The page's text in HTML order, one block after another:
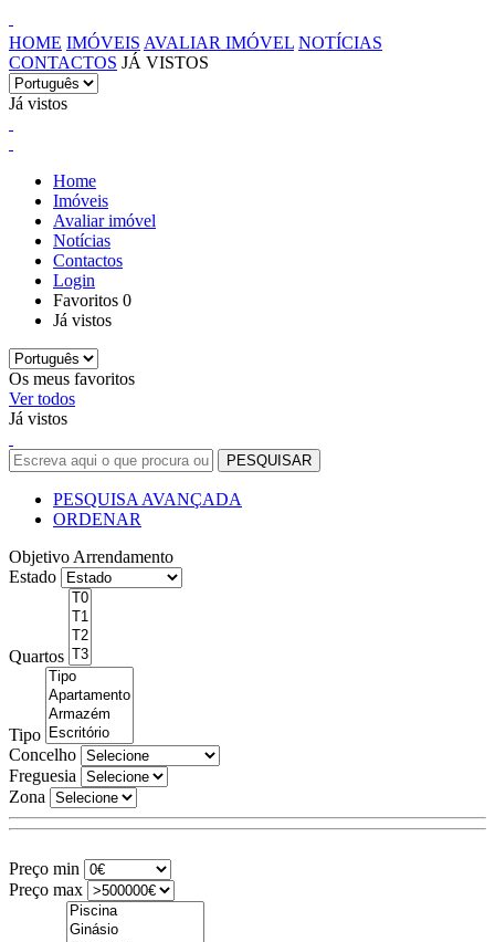
HOME IMÓVEIS AVALIAR IMÓVEL NOTÍCIAS
CONTACTOS JÁ VISTOS
Já vistos
Home
Imóveis
Avaliar imóvel
Notícias
Contactos
Login
Favoritos 0
Já vistos
Os meus favoritos
Ver todos
Já vistos
PESQUISA AVANÇADA
ORDENAR
Objetivo Arrendamento
Estado
Quartos
Tipo
Concelho
Freguesia
Zona
Preço min
Preço max